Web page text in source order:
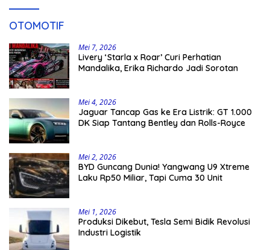
OTOMOTIF
Mei 7, 2026
Livery ‘Starla x Roar’ Curi Perhatian
Mandalika, Erika Richardo Jadi Sorotan
Mei 4, 2026
Jaguar Tancap Gas ke Era Listrik: GT 1.000
DK Siap Tantang Bentley dan Rolls-Royce
Mei 2, 2026
BYD Guncang Dunia! Yangwang U9 Xtreme
Laku Rp50 Miliar, Tapi Cuma 30 Unit
Mei 1, 2026
Produksi Dikebut, Tesla Semi Bidik Revolusi
Industri Logistik